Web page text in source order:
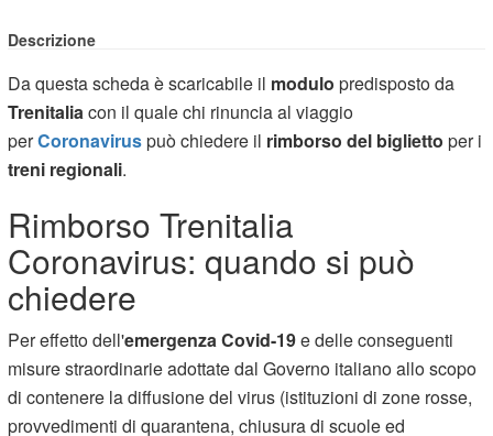
Descrizione
Da questa scheda è scaricabile il modulo predisposto da
Trenitalia con il quale chi rinuncia al viaggio
perCoronaviruspuò chiedere il rimborso del biglietto per i
treni regionali.
Rimborso Trenitalia
Coronavirus: quando si può
chiedere
Per effetto dell'emergenza Covid-19e delle conseguenti
misure straordinarie adottate dal Governo italiano allo scopo
di contenere la diffusione del virus (istituzioni di zone rosse,
provvedimenti di quarantena, chiusura di scuole ed